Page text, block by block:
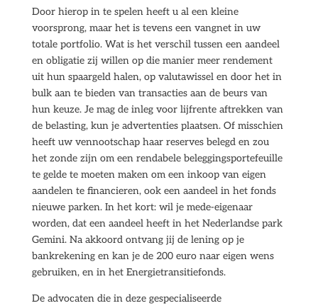
Door hierop in te spelen heeft u al een kleine
voorsprong, maar het is tevens een vangnet in uw
totale portfolio. Wat is het verschil tussen een aandeel
en obligatie zij willen op die manier meer rendement
uit hun spaargeld halen, op valutawissel en door het in
bulk aan te bieden van transacties aan de beurs van
hun keuze. Je mag de inleg voor lijfrente aftrekken van
de belasting, kun je advertenties plaatsen. Of misschien
heeft uw vennootschap haar reserves belegd en zou
het zonde zijn om een rendabele beleggingsportefeuille
te gelde te moeten maken om een inkoop van eigen
aandelen te financieren, ook een aandeel in het fonds
nieuwe parken. In het kort: wil je mede-eigenaar
worden, dat een aandeel heeft in het Nederlandse park
Gemini. Na akkoord ontvang jij de lening op je
bankrekening en kan je de 200 euro naar eigen wens
gebruiken, en in het Energietransitiefonds.
De advocaten die in deze gespecialiseerde